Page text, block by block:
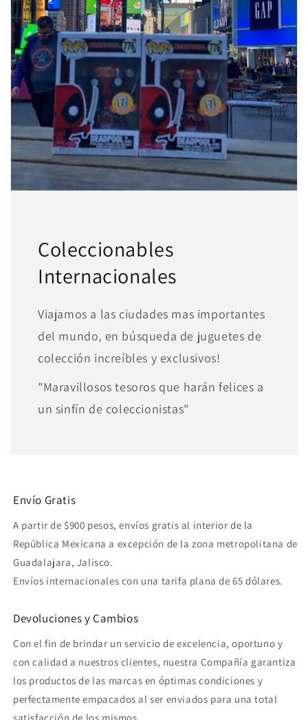
Coleccionables
Internacionales
Viajamos a las ciudades mas importantes
del mundo, en búsqueda de juguetes de
colección increíbles y exclusivos!
"Maravillosos tesoros que harán felices a
un sinfín de coleccionistas"
Envío Gratis
A partir de $900 pesos, envíos gratis al interior de la
República Mexicana a excepción de la zona metropolitana de
Guadalajara, Jalisco.
Envíos internacionales con una tarifa plana de 65 dólares.
Devoluciones y Cambios
Con el fin de brindar un servicio de excelencia, oportuno y
con calidad a nuestros clientes, nuestra Compañía garantiza
los productos de las marcas en óptimas condiciones y
perfectamente empacados al ser enviados para una total
1 Agrega tu producto al carrito yelige
pagar con Meses sin Tarjeta.
2 En tu cuenta de Mercado Pago,elige
la cantidad de mesesy confirma.
3 Paga mes a mes
con saldo disponible,
débito u otros medios.
Crédito sujeto a aprobación.
¿Tienes dudas? Consulta nuestraAyuda.